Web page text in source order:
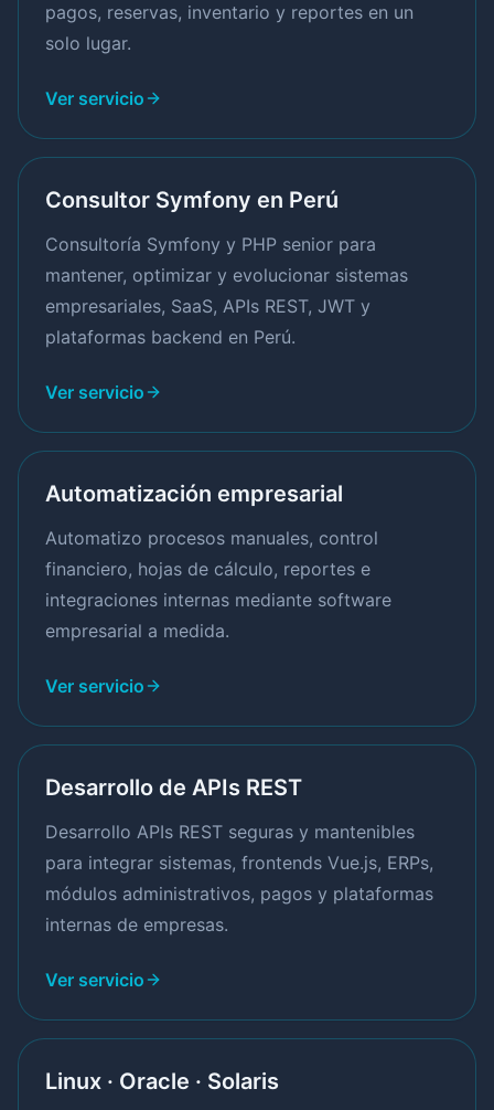
pagos, reservas, inventario y reportes en un
solo lugar.
Ver servicio
Consultor Symfony en Perú
Consultoría Symfony y PHP senior para
mantener, optimizar y evolucionar sistemas
empresariales, SaaS, APIs REST, JWT y
plataformas backend en Perú.
Ver servicio
Automatización empresarial
Automatizo procesos manuales, control
financiero, hojas de cálculo, reportes e
integraciones internas mediante software
empresarial a medida.
Ver servicio
Desarrollo de APIs REST
Desarrollo APIs REST seguras y mantenibles
para integrar sistemas, frontends Vue.js, ERPs,
módulos administrativos, pagos y plataformas
internas de empresas.
Ver servicio
Linux · Oracle · Solaris